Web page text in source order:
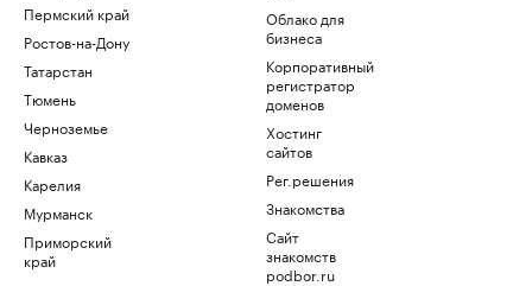
Пермский край
Ростов-на-Дону
Татарстан
Тюмень
Черноземье
Кавказ
Карелия
Мурманск
Приморский
край
Облако для
бизнеса
Корпоративный
регистратор
доменов
Хостинг
сайтов
Рег.решения
Знакомства
Сайт
знакомств
podbor.ru